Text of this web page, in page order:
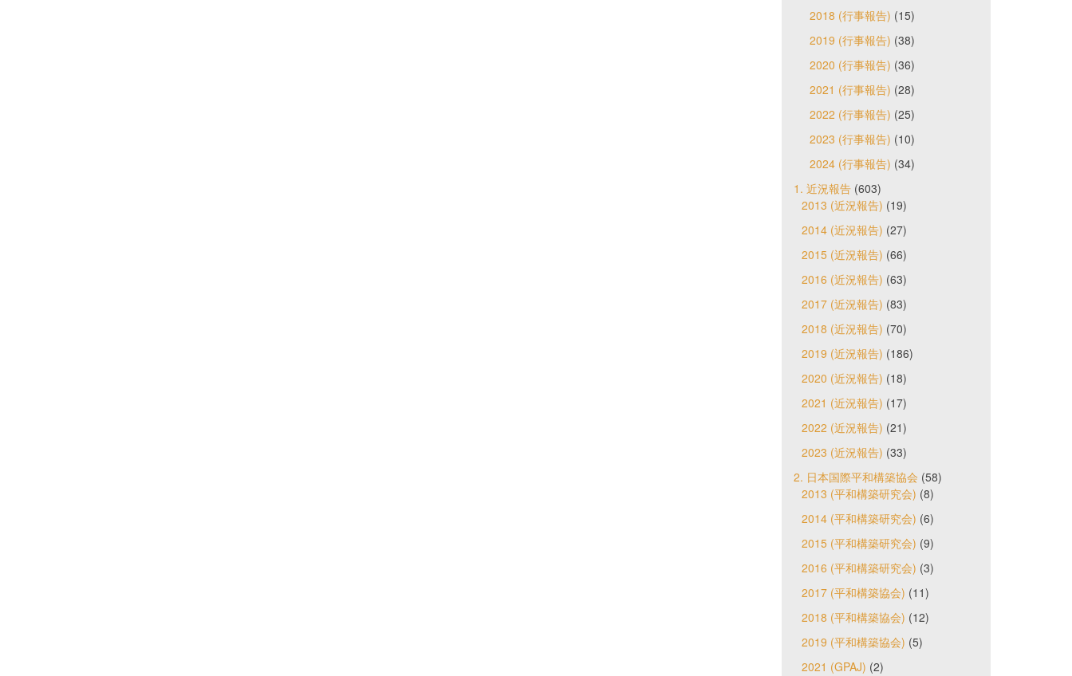
2018 (行事報告) (15)
2019 (行事報告) (38)
2020 (行事報告) (36)
2021 (行事報告) (28)
2022 (行事報告) (25)
2023 (行事報告) (10)
2024 (行事報告) (34)
1. 近況報告(603)
2013 (近況報告) (19)
2014 (近況報告) (27)
2015 (近況報告) (66)
2016 (近況報告) (63)
2017 (近況報告) (83)
2018 (近況報告) (70)
2019 (近況報告) (186)
2020 (近況報告) (18)
2021 (近況報告) (17)
2022 (近況報告) (21)
2023 (近況報告) (33)
2. 日本国際平和構築協会 (58)
2013 (平和構築研究会) (8)
2014 (平和構築研究会) (6)
2015 (平和構築研究会) (9)
2016 (平和構築研究会) (3)
2017 (平和構築協会) (11)
2018 (平和構築協会) (12)
2019 (平和構築協会) (5)
2021 (GPAJ) (2)